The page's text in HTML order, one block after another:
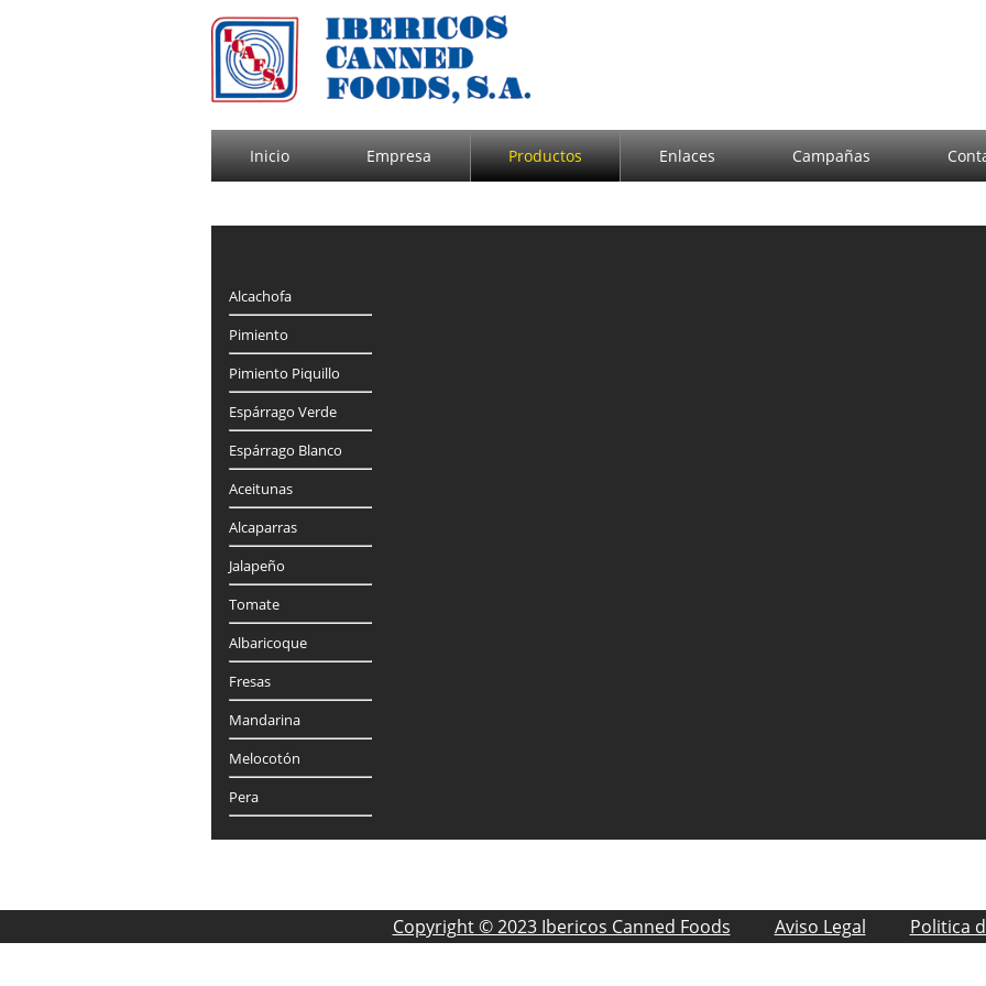
Inicio Empresa Productos Enlaces Campañas
Alcachofa
Pimiento
Pimiento Piquillo
Espárrago Verde
Espárrago Blanco
Aceitunas
Alcaparras
Jalapeño
Tomate
Albaricoque
Fresas
Mandarina
Melocotón
Pera
Copyright © 2023 Ibericos Canned Foods Aviso Legal Politica